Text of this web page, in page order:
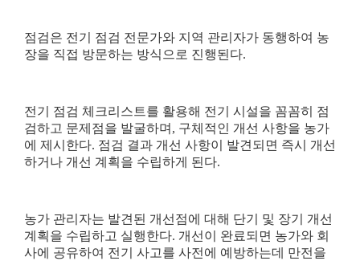
점검은 전기 점검 전문가와 지역 관리자가 동행하여 농
장을 직접 방문하는 방식으로 진행된다.
전기 점검 체크리스트를 활용해 전기 시설을 꼼꼼히 점
검하고 문제점을 발굴하며 , 구체적인 개선 사항을 농가
에 제시한다. 점검 결과 개선 사항이 발견되면 즉시 개선
하거나 개선 계획을 수립하게 된다.
농가 관리자는 발견된 개선점에 대해 단기 및 장기 개선
계획을 수립하고 실행한다. 개선이 완료되면 농가와 회
사에 공유하여 전기 사고를 사전에 예방하는데 만전을